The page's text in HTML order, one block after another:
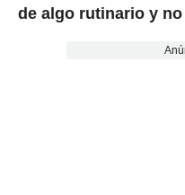
de algo rutinario y